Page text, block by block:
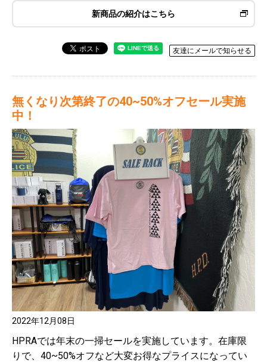
新商品の紹介はこちら
友達にメールで知らせる
無くなり次第終了の40~50%オフセール実施
中！
2022年12月08日
HPRAでは年末の一掃セールを実施しています。在庫限
りで、40~50%オフなど大変お得なプライスになってい